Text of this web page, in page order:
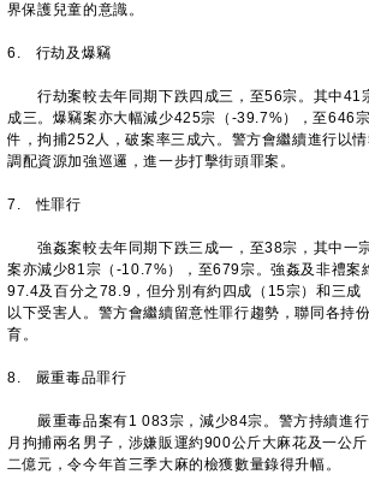
界保護兒童的意識。
6. 行劫及爆竊
行劫案較去年同期下跌四成三，至56宗。其中41
成三。爆竊案亦大幅減少425宗（-39.7%），至646
件，拘捕252人，破案率三成六。警方會繼續進行以
調配資源加強巡邏，進一步打擊街頭罪案。
7. 性罪行
強姦案較去年同期下跌三成一，至38宗，其中一
案亦減少81宗（-10.7%），至679宗。強姦及非禮案
97.4及百分之78.9，但分別有約四成（15宗）和三成
以下受害人。警方會繼續留意性罪行趨勢，聯同各持
育。
8. 嚴重毒品罪行
嚴重毒品案有1 083宗，減少84宗。警方持續進行
月拘捕兩名男子，涉嫌販運約900公斤大麻花及一公
二億元，令今年首三季大麻的檢獲數量錄得升幅。